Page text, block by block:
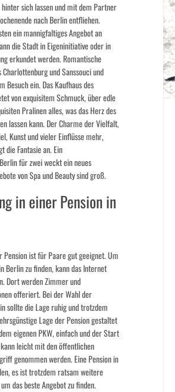
hinter sich lassen und mit dem Partner
nach Berlin entfliehen.
ein mannigfaltiges Angebot an
die Stadt in Eigeninitiative oder in
erkundet werden. Romantische
und Sanssouci und
Besuch ein. Das Kaufhaus des
von exquisitem Schmuck, über edle
Pralinen alles, was das Herz des
lassen kann. Der Charme der Vielfalt,
Kunst und vieler Einflüsse mehr,
die Fantasie an. Ein
für zwei weckt ein neues
von Spa und Beauty sind groß.
in einer Pension in
ist für Paare gut geeignet. Um
Berlin zu finden, kann das Internet
Dort werden Zimmer und
offeriert. Bei der Wahl der
sollte die Lage ruhig und trotzdem
Lage der Pension gestaltet
eigenen PKW, einfach und der Start
leicht mit den öffentlichen
genommen werden. Eine Pension in
es ist trotzdem ratsam weitere
das beste Angebot zu finden.